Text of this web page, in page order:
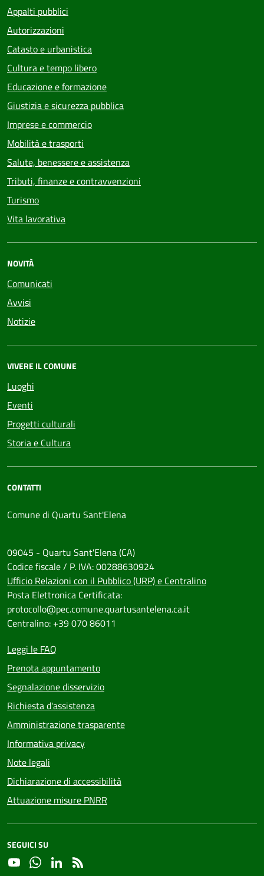
Appalti pubblici
Autorizzazioni
Catasto e urbanistica
Cultura e tempo libero
Educazione e formazione
Giustizia e sicurezza pubblica
Imprese e commercio
Mobilità e trasporti
Salute, benessere e assistenza
Tributi, finanze e contravvenzioni
Turismo
Vita lavorativa
NOVITÀ
Comunicati
Avvisi
Notizie
VIVERE IL COMUNE
Luoghi
Eventi
Progetti culturali
Storia e Cultura
CONTATTI
Comune di Quartu Sant'Elena
09045 - Quartu Sant'Elena (CA)
Codice fiscale / P. IVA: 00288630924
Ufficio Relazioni con il Pubblico (URP) e Centralino
Posta Elettronica Certificata:
protocollo@pec.comune.quartusantelena.ca.it
Centralino: +39 070 86011
Leggi le FAQ
Prenota appuntamento
Segnalazione disservizio
Richiesta d'assistenza
Amministrazione trasparente
Informativa privacy
Note legali
Dichiarazione di accessibilità
Attuazione misure PNRR
SEGUICI SU
YouTubeWhatsapp
Linkedin